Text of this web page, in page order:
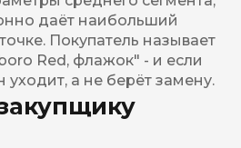
даёт наибольший
Покупатель называет
Red, флажок" - и если
уходит, а не берёт замену.